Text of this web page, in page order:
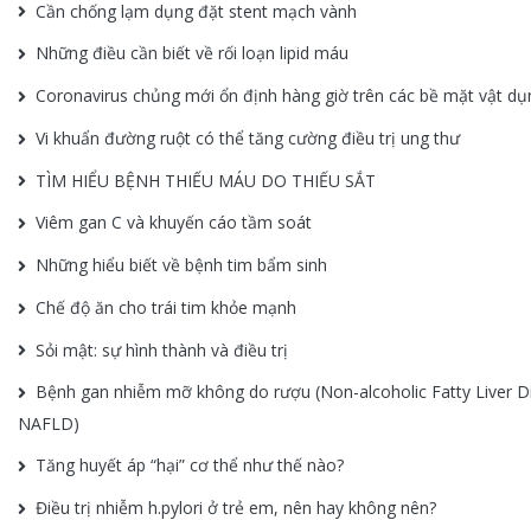
Cần chống lạm dụng đặt stent mạch vành
Những điều cần biết về rối loạn lipid máu
Coronavirus chủng mới ổn định hàng giờ trên các bề mặt vật
Vi khuẩn đường ruột có thể tăng cường điều trị ung thư
TÌM HIỂU BỆNH THIẾU MÁU DO THIẾU SẮT
Viêm gan C và khuyến cáo tầm soát
Những hiểu biết về bệnh tim bẩm sinh
Chế độ ăn cho trái tim khỏe mạnh
Sỏi mật: sự hình thành và điều trị
Bệnh gan nhiễm mỡ không do rượu (Non-alcoholic Fatty Liver
NAFLD)
Tăng huyết áp “hại” cơ thể như thế nào?
Điều trị nhiễm h.pylori ở trẻ em, nên hay không nên?